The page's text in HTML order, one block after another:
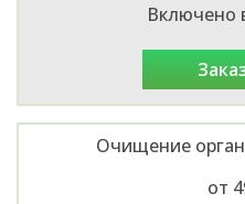
Включено
Очищение
от